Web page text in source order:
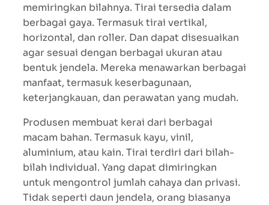
memiringkan bilahnya. Tirai tersedia dalam
berbagai gaya. Termasuk tirai vertikal,
horizontal, dan roller. Dan dapat disesuaikan
agar sesuai dengan berbagai ukuran atau
bentuk jendela. Mereka menawarkan berbagai
manfaat, termasuk keserbagunaan,
keterjangkauan, dan perawatan yang mudah.
Produsen membuat kerai dari berbagai
macam bahan. Termasuk kayu, vinil,
aluminium, atau kain. Tirai terdiri dari bilah-
bilah individual. Yang dapat dimiringkan
untuk mengontrol jumlah cahaya dan privasi.
Tidak seperti daun jendela, orang biasanya